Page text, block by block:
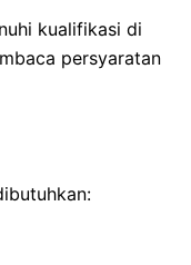
kualifikasi di
persyaratan